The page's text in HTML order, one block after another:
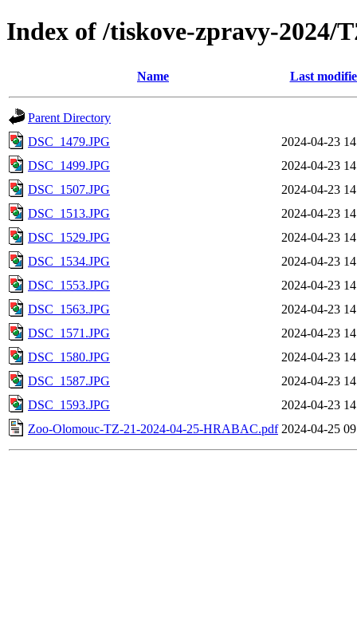
Index of /tiskove-zpravy-2024/
Name Last
Parent Directory
DSC_1479.JPG
2024-04-23
DSC_1499.JPG
2024-04-23
DSC_1507.JPG
2024-04-23
DSC_1513.JPG
2024-04-23
DSC_1529.JPG
2024-04-23
DSC_1534.JPG
2024-04-23
DSC_1553.JPG
2024-04-23
DSC_1563.JPG
2024-04-23
DSC_1571.JPG
2024-04-23
DSC_1580.JPG
2024-04-23
DSC_1587.JPG
2024-04-23
DSC_1593.JPG
2024-04-23
Zoo-Olomouc-TZ-21-2024-04-25-HRABAC.pdf 2024-04-25